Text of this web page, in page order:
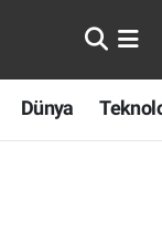
Dünya